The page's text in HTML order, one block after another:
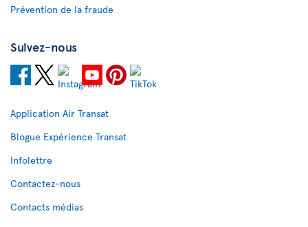
Prévention de la fraude
Suivez-nous
Application Air Transat
Blogue Expérience Transat
Infolettre
Contactez-nous
Contacts médias